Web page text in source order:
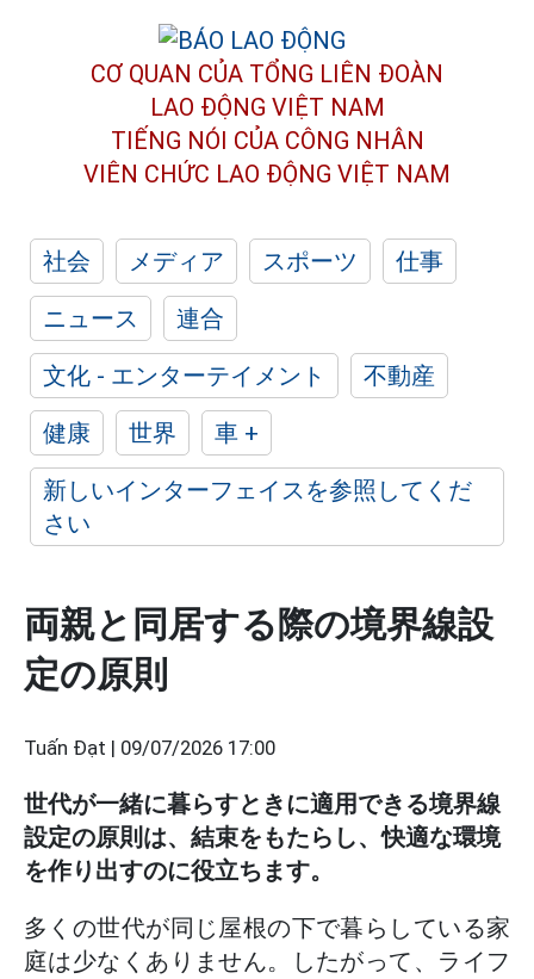
CƠ QUAN CỦA TỔNG LIÊN ĐOÀN
LAO ĐỘNG VIỆT NAM
TIẾNG NÓI CỦA CÔNG NHÂN
VIÊN CHỨC LAO ĐỘNG VIỆT NAM
社会 メディア スポーツ
仕事
ニュース
連合
文化 - エンターテイメント
不動産
健康
世界
車 +
新しいインターフェイスを参照してくだ
さい
両親と同居する際の境界線設
定の原則
Tuấn Đạt | 09/07/2026 17:00
世代が一緒に暮らすときに適用できる境界線
設定の原則は、結束をもたらし、快適な環境
を作り出すのに役立ちます。
多くの世代が同じ屋根の下で暮らしている家
庭は少なくありません。したがって、ライフ